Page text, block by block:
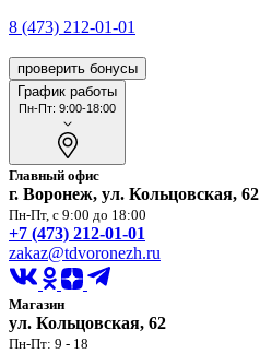
8 (473) 212-01-01
проверить бонусы
График работы
Пн-Пт: 9:00-18:00
Главный офис
г. Воронеж, ул. Кольцовская, 62
Пн-Пт, с 9:00 до 18:00
+7 (473) 212-01-01
zakaz@tdvoronezh.ru
Магазин
ул. Кольцовская, 62
Пн-Пт: 9 - 18